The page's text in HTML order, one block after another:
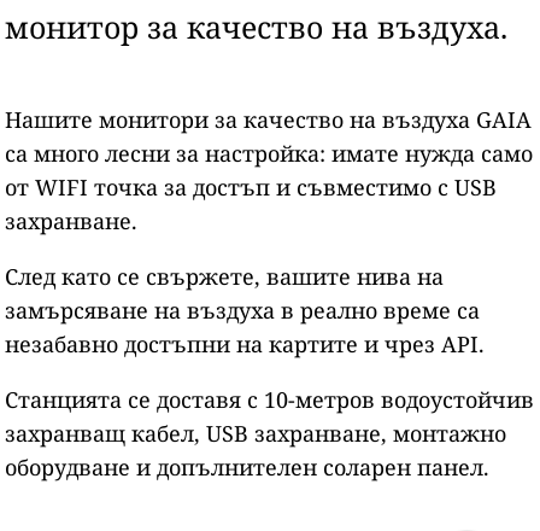
монитор за качество на въздуха.
Нашите монитори за качество на въздуха GAIA
са много лесни за настройка: имате нужда само
от WIFI точка за достъп и съвместимо с USB
захранване.
След като се свържете, вашите нива на
замърсяване на въздуха в реално време са
незабавно достъпни на картите и чрез API.
Станцията се доставя с 10-метров водоустойчив
захранващ кабел, USB захранване, монтажно
оборудване и допълнителен соларен панел.